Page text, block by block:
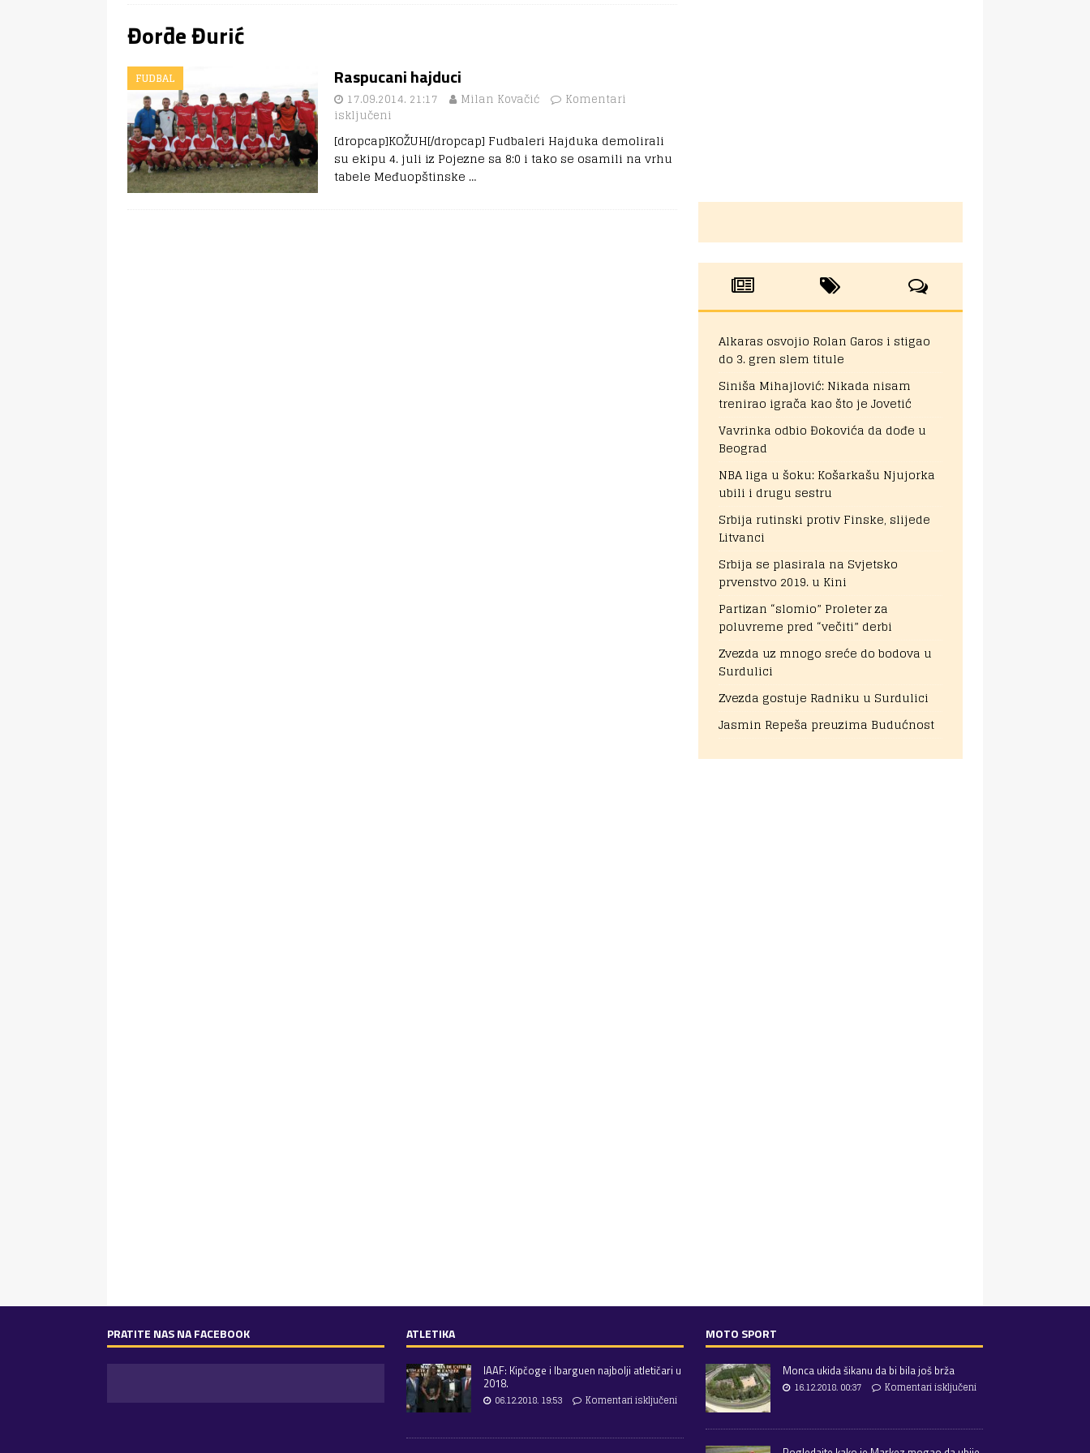
Đorđe Đurić
FUDBAL Raspucani hajduci
17.09.2014. 21:17 Milan Kovačić
Komentari
isključeni
[dropcap]KOŽUH[/dropcap] Fudbaleri Hajduka demolirali
su ekipu 4. juli iz Pojezne sa 8:0 i tako se osamili na vrhu
tabele Međuopštinske …
Alkaras osvojio Rolan Garos i stigao
do 3. gren slem titule
Siniša Mihajlović: Nikada nisam
trenirao igrača kao što je Jovetić
Vavrinka odbio Đokovića da dođe u
Beograd
NBA liga u šoku: Košarkašu Njujorka
ubili i drugu sestru
Srbija rutinski protiv Finske, slijede
Litvanci
Srbija se plasirala na Svjetsko
prvenstvo 2019. u Kini
Partizan “slomio” Proleter za
poluvreme pred “večiti” derbi
Zvezda uz mnogo sreće do bodova u
Surdulici
Zvezda gostuje Radniku u Surdulici
Jasmin Repeša preuzima Budućnost
PRATITE NAS NA FACEBOOK ATLETIKA
IAAF: Kipčoge i Ibarguen najbolji atletičari u
2018.
06.12.2018. 19:53
Komentari isključeni
MOTO SPORT
Monca ukida šikanu da bi bila još brža
16.12.2018. 00:37
Komentari isključeni